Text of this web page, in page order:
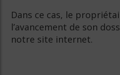
Dans ce cas, le
l’avancement de son
notre site internet.